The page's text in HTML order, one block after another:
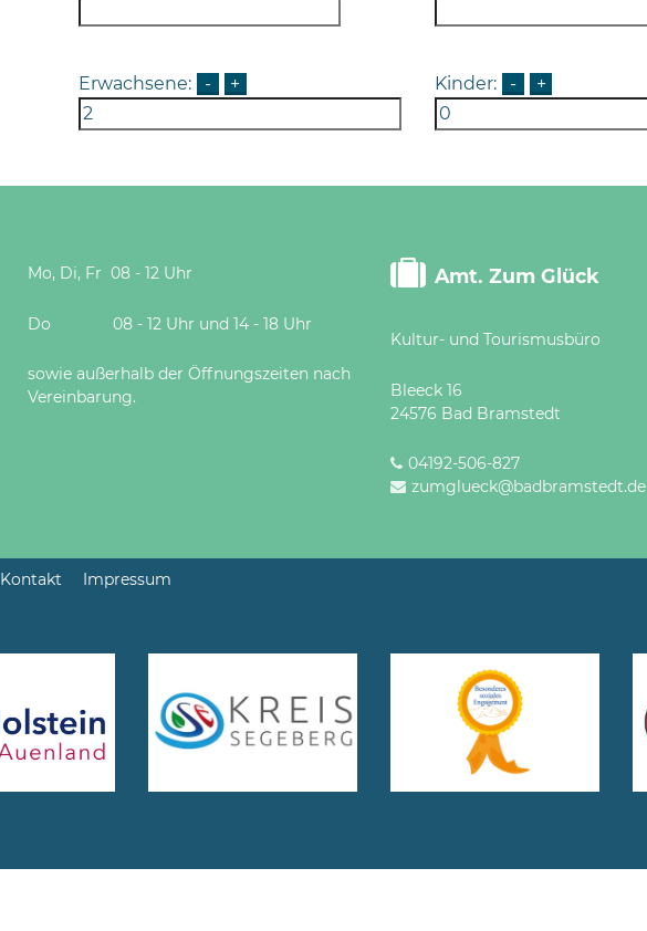
Erwachsene: - + Kinder: - +
Mo, Di, Fr 08 - 12 Uhr
Do 08 - 12 Uhr und 14 - 18 Uhr
sowie außerhalb der Öffnungszeiten nach
Vereinbarung.
Amt. Zum Glück
Kultur- und Tourismusbüro
Bleeck 16
24576 Bad Bramstedt
04192-506-827
zumglueck@badbramstedt.de
Kontakt
Impressum